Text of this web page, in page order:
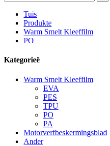
Tuis
Produkte
Warm Smelt Kleeffilm
PO
Kategorieë
Warm Smelt Kleeffilm
EVA
PES
TPU
PO
PA
Motorverfbeskermingsblad
Ander